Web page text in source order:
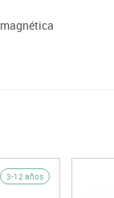
3-12 años